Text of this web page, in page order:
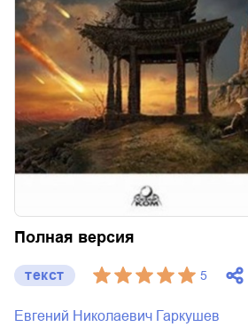
Полная версия
текст 5
Евгений Николаевич Гаркушев